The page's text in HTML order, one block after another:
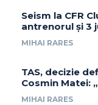
Seism la CFR
antrenorul și 3
MIHAI RARES
TAS, decizie
Cosmin Matei:
MIHAI RARES